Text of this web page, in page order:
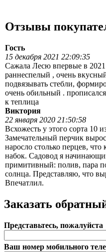
Отзывы
Гость
15 декабря 2021 22:09:35
Сажала Лесю впервые в
раннеспелый , очень
подвязывать стебли,
очень обильный .
к теплица
Виктория
22 января 2020 21:50:58
Всхожесть у этого сорта 10
Замечательный перчик
наросло столько перцев, что
набок. Садовод я
примитивный: полив, пара
солнца. Представляю, что
Впечатлил.
Заказать
Представьтесь, пожалуйста
Ваш номер мобильного